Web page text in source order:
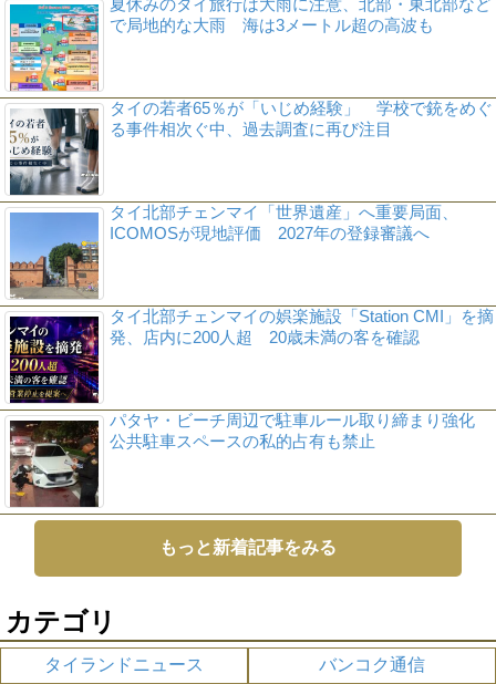
夏休みのタイ旅行は大雨に注意、北部・東北部など
で局地的な大雨 海は3メートル超の高波も
タイの若者65％が「いじめ経験」 学校で銃をめぐ
る事件相次ぐ中、過去調査に再び注目
タイ北部チェンマイ「世界遺産」へ重要局面、
ICOMOSが現地評価 2027年の登録審議へ
タイ北部チェンマイの娯楽施設「Station CMI」を摘
発、店内に200人超 20歳未満の客を確認
パタヤ・ビーチ周辺で駐車ルール取り締まり強化
公共駐車スペースの私的占有も禁止
もっと新着記事をみる
カテゴリ
タイランドニュース
バンコク通信